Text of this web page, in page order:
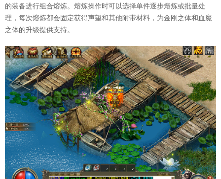
的装备进行组合熔炼。熔炼操作时可以选择单件逐步熔炼或批量处
理，每次熔炼都会固定获得声望和其他附带材料，为金刚之体和血魔
之体的升级提供支持。